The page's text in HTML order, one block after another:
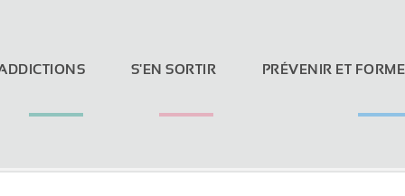
S'EN SORTIR PRÉVENIR ET